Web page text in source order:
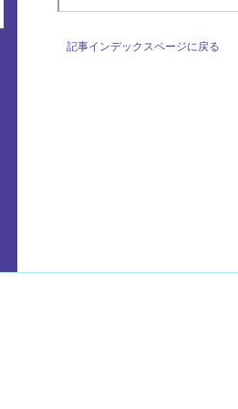
記事インデックスページに戻る